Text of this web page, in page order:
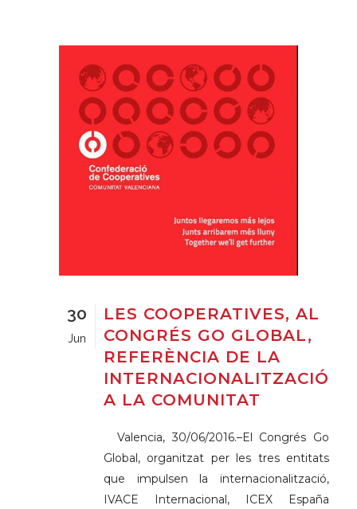
30
Jun
LES COOPERATIVES, AL
CONGRÉS GO GLOBAL,
REFERÈNCIA DE LA
INTERNACIONALITZACIÓ
A LA COMUNITAT
Valencia, 30/06/2016.–El Congrés Go
Global, organitzat per les tres entitats
que impulsen la internacionalització,
IVACE Internacional, ICEX España